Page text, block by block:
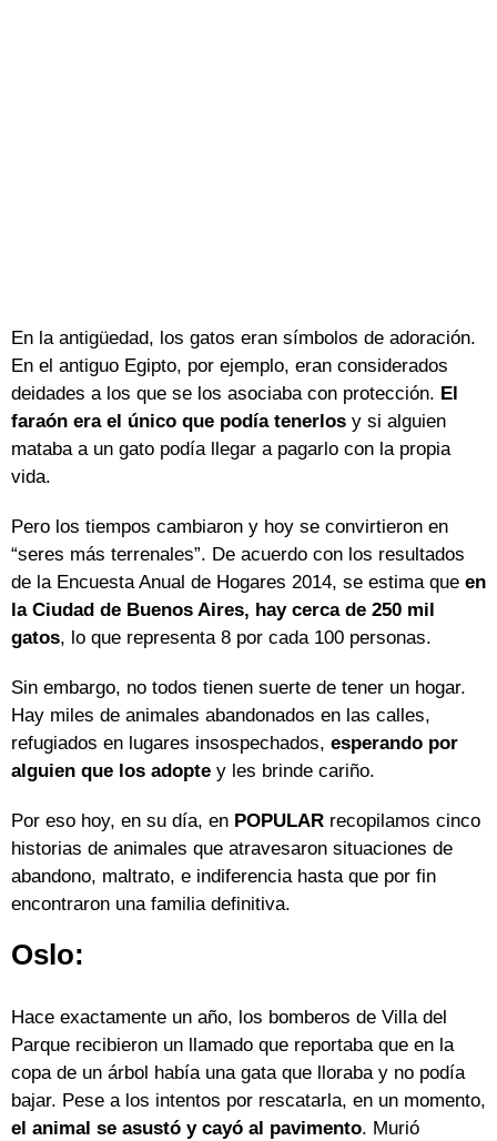
En la antigüedad, los gatos eran símbolos de adoración.
En el antiguo Egipto, por ejemplo, eran considerados
deidades a los que se los asociaba con protección. El
faraón era el único que podía tenerlos y si alguien
mataba a un gato podía llegar a pagarlo con la propia
vida.
Pero los tiempos cambiaron y hoy se convirtieron en
“seres más terrenales”. De acuerdo con los resultados
de la Encuesta Anual de Hogares 2014, se estima que en
la Ciudad de Buenos Aires, hay cerca de 250 mil
gatos, lo que representa 8 por cada 100 personas.
Sin embargo, no todos tienen suerte de tener un hogar.
Hay miles de animales abandonados en las calles,
refugiados en lugares insospechados, esperando por
alguien que los adopte y les brinde cariño.
Por eso hoy, en su día, en POPULAR recopilamos cinco
historias de animales que atravesaron situaciones de
abandono, maltrato, e indiferencia hasta que por fin
encontraron una familia definitiva.
Oslo:
Hace exactamente un año, los bomberos de Villa del
Parque recibieron un llamado que reportaba que en la
copa de un árbol había una gata que lloraba y no podía
bajar. Pese a los intentos por rescatarla, en un momento,
el animal se asustó y cayó al pavimento. Murió